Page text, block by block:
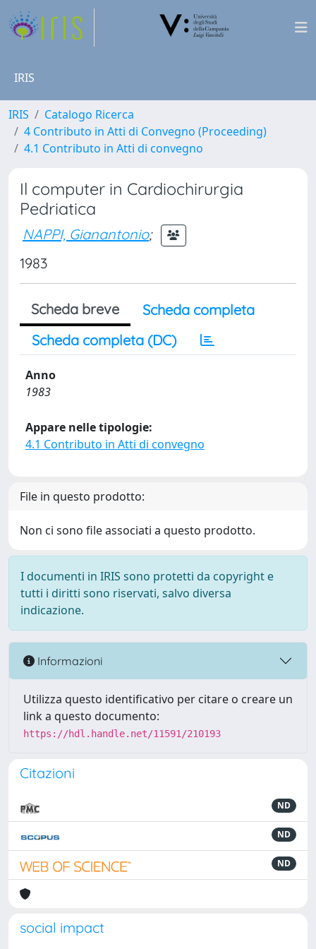
IRIS
IRIS
Catalogo Ricerca
4 Contributo in Atti di Convegno (Proceeding)
4.1 Contributo in Atti di convegno
Il computer in Cardiochirurgia
Pedriatica
NAPPI, Gianantonio;
1983
Scheda breve
Scheda completa
Scheda completa (DC)
Anno
1983
Appare nelle tipologie:
4.1 Contributo in Atti di convegno
File in questo prodotto:
Non ci sono file associati a questo prodotto.
I documenti in IRIS sono protetti da copyright e
tutti i diritti sono riservati, salvo diversa
indicazione.
Informazioni
Utilizza questo identificativo per citare o creare un
link a questo documento:
https://hdl.handle.net/11591/210193
Citazioni
ND
ND
ND
social impact